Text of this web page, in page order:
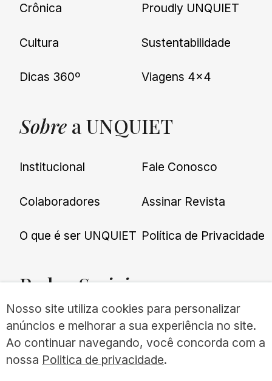
Crônica
Cultura
Dicas 360º
Proudly UNQUIET
Sustentabilidade
Viagens 4×4
Sobre a UNQUIET
Institucional
Colaboradores
O que é ser UNQUIET
Fale Conosco
Assinar Revista
Política de Privacidade
RedesSociais
Nosso site utiliza cookies para personalizar
anúncios e melhorar a sua experiência no site.
Ao continuar navegando, você concorda com a
nossa Politica de privacidade.